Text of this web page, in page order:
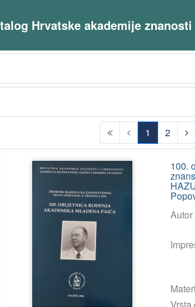
Hrvatske akademije
1
(current)
2
100.
Autor